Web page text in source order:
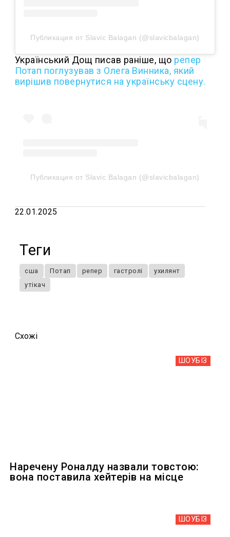
Публикация от Slavic Balagan (@slavicbalagan)
Український Дощ писав раніше, що репер
Потап поглузував з Олега Винника, який
вирішив повернутися на українську сцену.
Публикация от Slavic Balagan (@slavicbalagan)
22.01.2025
Теги
сша Потап репер гастролі
ухилянт
утікач
Схожi
ШОУБIЗ
Наречену Роналду назвали товстою:
вона поставила хейтерів на місце
ШОУБIЗ